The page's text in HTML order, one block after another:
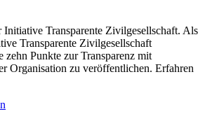
Transparente Zivilgesellschaft. Als
Transparente Zivilgesellschaft
Punkte zur Transparenz mit
Organisation zu veröffentlichen. Erfahren